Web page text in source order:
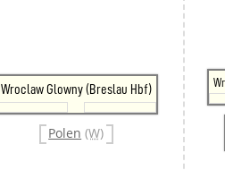
Wroclaw Glowny (Breslau Hbf)
Polen (W)